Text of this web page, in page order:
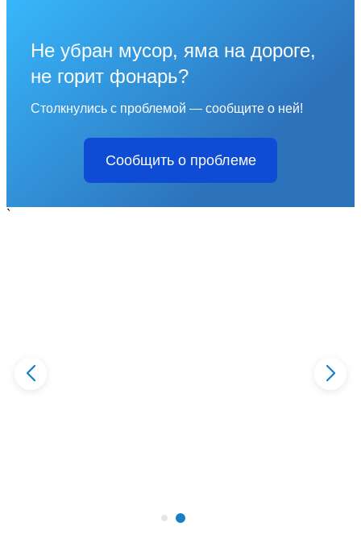
Не убран мусор, яма на дороге,
не горит фонарь?
Столкнулись с проблемой — сообщите о ней!
Сообщить о проблеме
`